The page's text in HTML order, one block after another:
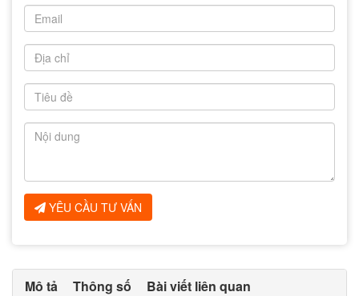
YÊU CẦU TƯ VẤN
Mô tả Thông số Bài viết liên quan